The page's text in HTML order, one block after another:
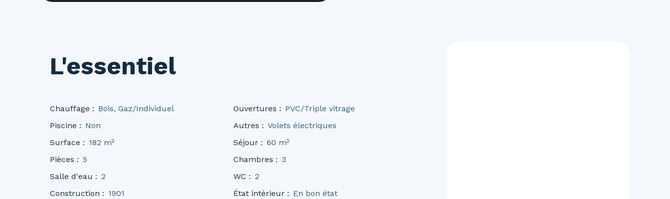
L'essentiel
Chauffage : Bois, Gaz/Individuel Ouvertures : PVC/Triple vitrage
Piscine : Non Autres : Volets électriques
Surface : 182 m² Séjour : 60 m²
Pièces : 5 Chambres : 3
Salle d'eau : 2 WC : 2
Construction : 1901 État intérieur : En bon état